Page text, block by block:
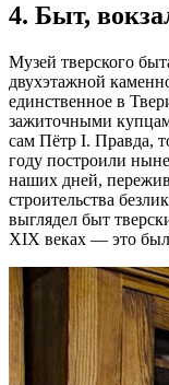
4. Быт,
Музей тверского
двухэтажной
единственное в
зажиточными
сам Пётр I. Правда,
году построили
наших дней,
строительства
выглядел быт
XIX веках — это